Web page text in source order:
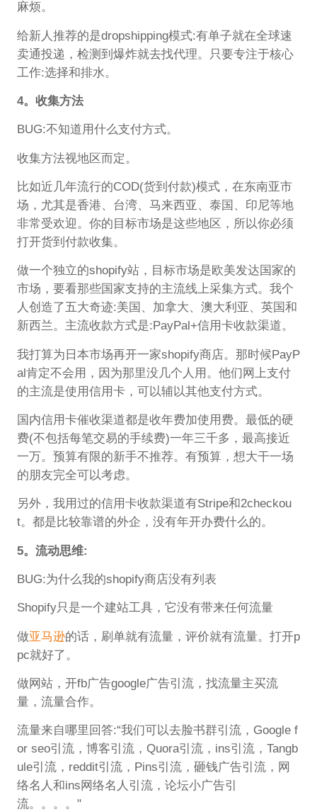
麻烦。
给新人推荐的是dropshipping模式:有单子就在全球速
卖通投递，检测到爆炸就去找代理。只要专注于核心
工作:选择和排水。
4。收集方法
BUG:不知道用什么支付方式。
收集方法视地区而定。
比如近几年流行的COD(货到付款)模式，在东南亚市
场，尤其是香港、台湾、马来西亚、泰国、印尼等地
非常受欢迎。你的目标市场是这些地区，所以你必须
打开货到付款收集。
做一个独立的shopify站，目标市场是欧美发达国家的
市场，要看那些国家支持的主流线上采集方式。我个
人创造了五大奇迹:美国、加拿大、澳大利亚、英国和
新西兰。主流收款方式是:PayPal+信用卡收款渠道。
我打算为日本市场再开一家shopify商店。那时候PayP
al肯定不会用，因为那里没几个人用。他们网上支付
的主流是使用信用卡，可以辅以其他支付方式。
国内信用卡催收渠道都是收年费加使用费。最低的硬
费(不包括每笔交易的手续费)一年三千多，最高接近
一万。预算有限的新手不推荐。有预算，想大干一场
的朋友完全可以考虑。
另外，我用过的信用卡收款渠道有Stripe和2checkou
t。都是比较靠谱的外企，没有年开办费什么的。
5。流动思维:
BUG:为什么我的shopify商店没有列表
Shopify只是一个建站工具，它没有带来任何流量
做亚马逊的话，刷单就有流量，评价就有流量。打开p
pc就好了。
做网站，开fb广告google广告引流，找流量主买流
量，流量合作。
流量来自哪里回答:“我们可以去脸书群引流，Google f
or seo引流，博客引流，Quora引流，ins引流，Tangb
ule引流，reddit引流，Pins引流，砸钱广告引流，网
络名人和ins网络名人引流，论坛小广告引
流。。。。"